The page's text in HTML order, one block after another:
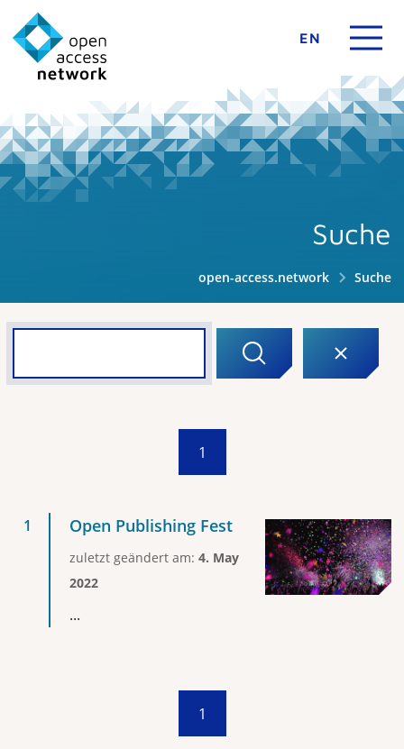
EN
Suche
open-access.network Suche
1
Open Publishing Fest
zuletzt geändert am: 4. May
2022
...
1